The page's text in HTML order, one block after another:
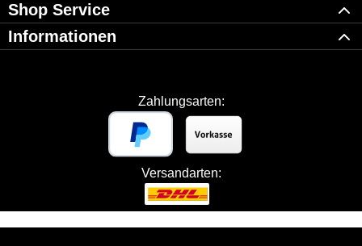
Shop Service
Informationen
Zahlungsarten:
Versandarten: